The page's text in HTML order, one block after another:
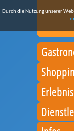
Durch die Nutzung unserer
Erlebnis